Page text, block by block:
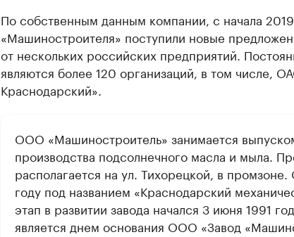
По собственным данным компании, с начала
«Машиностроителя» поступили новые
от нескольких российских предприятий.
являются более 120 организаций, в том числе,
Краснодарский».
ООО «Машиностроитель» занимается
производства подсолнечного масла и мыла.
располагается на ул. Тихорецкой, в
году под названием «Краснодарский
этап в развитии завода начался 3 июня 1991
является днем основания ООО «Завод